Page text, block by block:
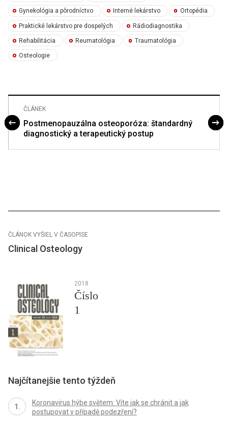
Gynekológia a pôrodníctvo Interné lekárstvo Ortopédia
Praktické lekárstvo pre dospelých Rádiodiagnostika
Rehabilitácia Reumatológia Traumatológia
Osteologie
ČLÁNEK
Postmenopauzálna osteoporóza: štandardný
diagnostický a terapeutický postup
ČLÁNOK VYŠIEL V ČASOPISE
Clinical Osteology
2018
Číslo
1
Najčítanejšie tento týždeň
Koronavirus hýbe světem: Víte jak se chránit a jak
postupovat v případě podezření?